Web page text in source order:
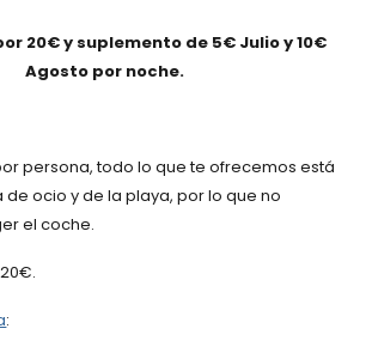
20€ y suplemento de 5€ Julio y 10€
Agosto por noche.
persona, todo lo que te ofrecemos está
ocio y de la playa, por lo que no
el coche.
: